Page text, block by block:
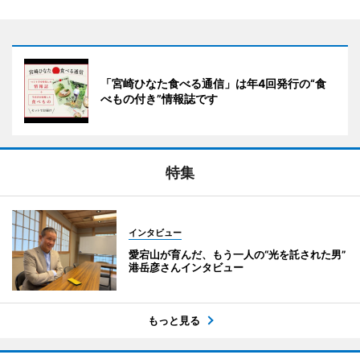
「宮崎ひなた食べる通信」は年4回発行の“食
べもの付き”情報誌です
特集
インタビュー
愛宕山が育んだ、もう一人の“光を託された男”
港岳彦さんインタビュー
もっと見る